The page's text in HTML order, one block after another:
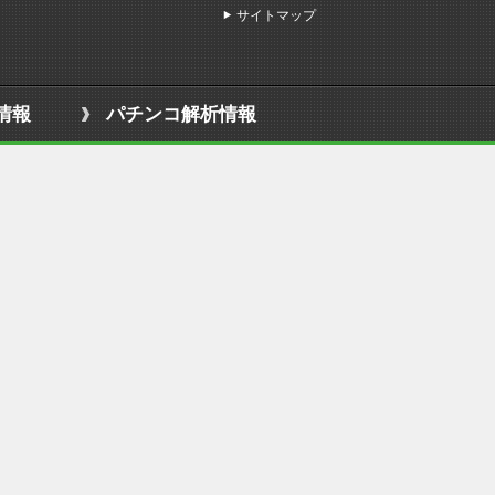
報 パチンコ解析情報
サイトマップ